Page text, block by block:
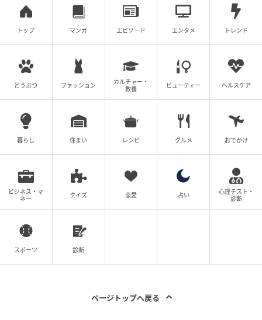
聴く側の呼吸まで浅くなる速さ
相川七瀬の声が、伴奏の渦に飲まれず上に立っている
この疾走を、いま改めて聴き直すと、当時の街の空気
よりもまず、自分の呼吸が浅くなっていることに気づ
く。聴いている側の身体が、曲の速度につられて走り
出している。性急さが移るとはこういうことかと感じ
る。サビを置かないという選択の重さが、走り終えた
あとの息切れに残るかたちでだけ立ち上がってくるよ
うに映る。
※この記事は執筆時点の情報に基づいています。
次の記事
#1 子どもの実名と顔を晒すママ、大丈夫か
の記事をもっとみる
トップ マンガ エピソード エンタメ トレンド
どうぶつ ファッション
カルチャー・
教養
ビューティー ヘルスケア
暮らし 住まい レシピ グルメ おでかけ
ビジネス・マ
ネー
クイズ 恋愛 占い
心理テスト・
診断
スポーツ 診断
ページトップへ戻る